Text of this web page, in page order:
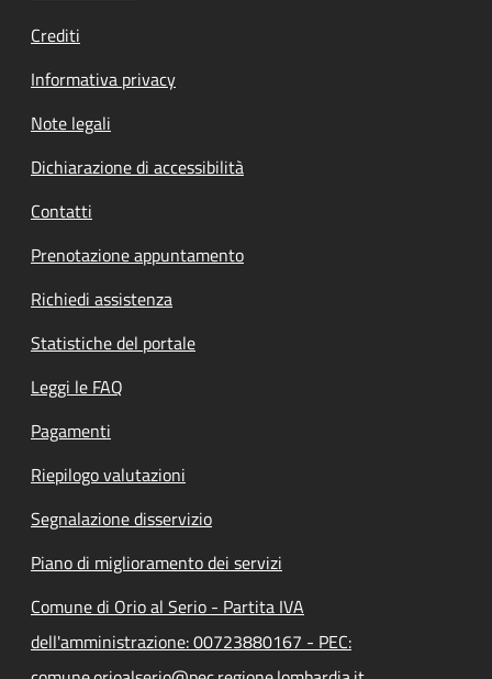
Crediti
Informativa privacy
Note legali
Dichiarazione di accessibilità
Contatti
Prenotazione appuntamento
Richiedi assistenza
Statistiche del portale
Leggi le FAQ
Pagamenti
Riepilogo valutazioni
Segnalazione disservizio
Piano di miglioramento dei servizi
Comune di Orio al Serio - Partita IVA
dell'amministrazione: 00723880167 - PEC: